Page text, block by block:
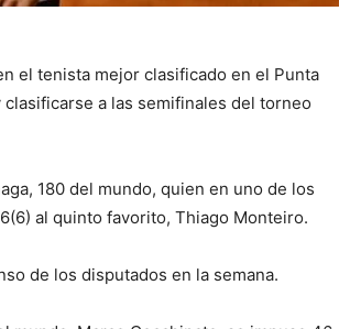
el tenista mejor clasificado en el Punta
a las semifinales del torneo
180 del mundo, quien en uno de los
al quinto favorito, Thiago Monteiro.
de los disputados en la semana.